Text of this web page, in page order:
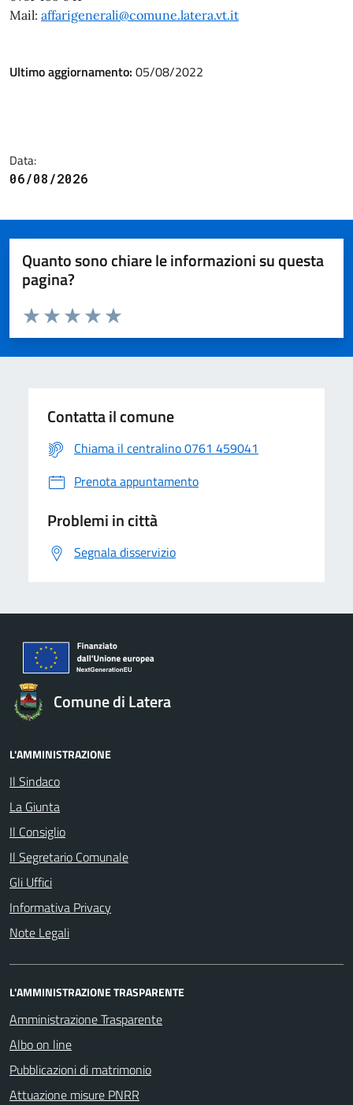
Mail: affarigenerali@comune.latera.vt.it
Ultimo aggiornamento: 05/08/2022
Data:
06/08/2026
Quanto sono chiare le informazioni su questa
pagina?
Valuta da 1 a 5 stelle la pagina
Valuta 4 stelle su 5
Valuta 3 stelle su 5
Valuta 2 stelle su 5
Valuta 1 stelle su 5
Contatta il comune
Chiama il centralino 0761 459041
Prenota appuntamento
Problemi in città
Segnala disservizio
Comune di Latera
L'AMMINISTRAZIONE
Il Sindaco
La Giunta
Il Consiglio
Il Segretario Comunale
Gli Uffici
Informativa Privacy
Note Legali
L'AMMINISTRAZIONE TRASPARENTE
Amministrazione Trasparente
Albo on line
Pubblicazioni di matrimonio
Attuazione misure PNRR